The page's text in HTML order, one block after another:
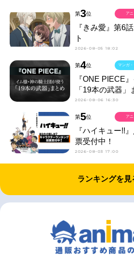
第3位
『きみ愛』第6
ト
2026-08-05 18:02
アニ
第4位
『ONE PIECE
「19本の武器
2026-08-06 16:30
マンガ
第5位
『ハイキュー!!
票受付中！
2026-08-03 17:00
アニ
ランキングを見